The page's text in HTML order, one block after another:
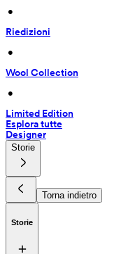
•
Riedizioni
•
Wool Collection
•
Limited Edition
Esplora tutte
Designer
Storie
Torna indietro
Storie